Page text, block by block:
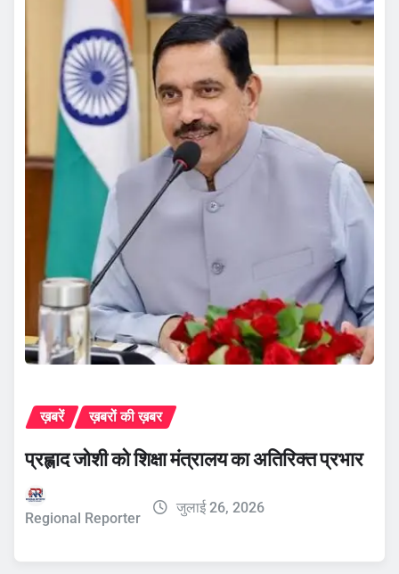
ख़बरें ख़बरों की ख़बर
प्रह्लाद जोशी को शिक्षा मंत्रालय का अतिरिक्त प्रभार
Regional Reporter
जुलाई 26, 2026